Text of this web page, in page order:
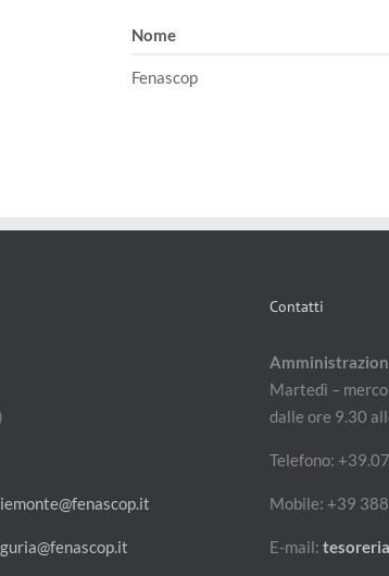
Nome
Fenascop
Contatti
Martedì –
dalle ore 9.30
Telefono:
Mobile: +39
E-mail: